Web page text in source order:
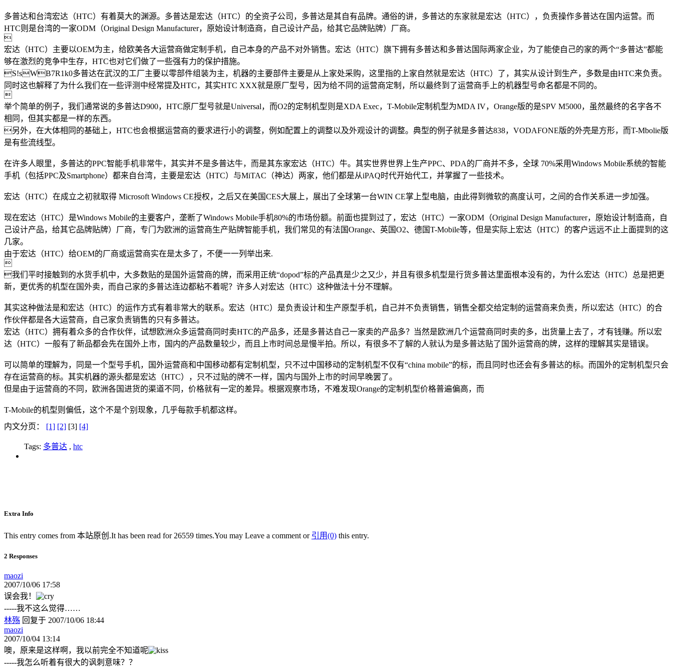
多普达和台湾宏达（HTC）有着莫大的渊源。多普达是宏达（HTC）的全资子公司，多普达是其自有品牌。通俗的讲，多普达的东家就是宏达（HTC），负责操作多普达在国内运营。而
HTC则是台湾的一家ODM（Original Design Manufacturer，原始设计制造商，自己设计产品，给其它品牌贴牌）厂商。

宏达（HTC）主要以OEM为主，给欧美各大运营商做定制手机，自己本身的产品不对外销售。宏达（HTC）旗下拥有多普达和多普达国际两家企业，为了能使自己的家的两个“多普达”都能
够在激烈的竞争中生存，HTC也对它们做了一些强有力的保护措施。
S!sWB7R1k0多普达在武汉的工厂主要以零部件组装为主，机器的主要部件主要是从上家处采购，这里指的上家自然就是宏达（HTC）了，其实从设计到生产，多数是由HTC来负责。
同时这也解释了为什么我们在一些评测中经常提及HTC，其实HTC XXX就是原厂型号，因为给不同的运营商定制，所以最终到了运营商手上的机器型号命名都是不同的。

举个简单的例子，我们通常说的多普达D900，HTC原厂型号就是Universal，而O2的定制机型则是XDA Exec，T-Mobile定制机型为MDA IV，Orange版的是SPV M5000，虽然最终的名字各不
相同，但其实都是一样的东西。
另外，在大体相同的基础上，HTC也会根据运营商的要求进行小的调整，例如配置上的调整以及外观设计的调整。典型的例子就是多普达838，VODAFONE版的外壳是方形，而T-Mbolie版
是有些流线型。
在许多人眼里，多普达的PPC智能手机非常牛，其实并不是多普达牛，而是其东家宏达（HTC）牛。其实世界世界上生产PPC、PDA的厂商并不多，全球 70%采用Windows Mobile系统的智能
手机（包括PPC及Smartphone）都来自台湾，主要是宏达（HTC）与MiTAC（神达）两家，他们都是从iPAQ时代开始代工，并掌握了一些技术。
宏达（HTC）在成立之初就取得 Microsoft Windows CE授权，之后又在美国CES大展上，展出了全球第一台WIN CE掌上型电脑，由此得到微软的高度认可，之间的合作关系进一步加强。
现在宏达（HTC）是Windows Mobile的主要客户，垄断了Windows Mobile手机80%的市场份额。前面也提到过了，宏达（HTC）一家ODM（Original Design Manufacturer，原始设计制造商，自
己设计产品，给其它品牌贴牌）厂商，专门为欧洲的运营商生产贴牌智能手机，我们常见的有法国Orange、英国O2、德国T-Mobile等，但是实际上宏达（HTC）的客户远远不止上面提到的这
几家。
由于宏达（HTC）给OEM的厂商或运营商实在是太多了，不便一一列举出来.

我们平时接触到的水货手机中，大多数贴的是国外运营商的牌，而采用正统“dopod”标的产品真是少之又少，并且有很多机型是行货多普达里面根本没有的，为什么宏达（HTC）总是把更
新，更优秀的机型在国外卖，而自己家的多普达连边都粘不着呢？许多人对宏达（HTC）这种做法十分不理解。
其实这种做法是和宏达（HTC）的运作方式有着非常大的联系。宏达（HTC）是负责设计和生产原型手机，自己并不负责销售，销售全都交给定制的运营商来负责，所以宏达（HTC）的合
作伙伴都是各大运营商，自己家负责销售的只有多普达。
宏达（HTC）拥有着众多的合作伙伴，试想欧洲众多运营商同时卖HTC的产品多，还是多普达自己一家卖的产品多？当然是欧洲几个运营商同时卖的多，出货量上去了，才有钱赚。所以宏
达（HTC）一般有了新品都会先在国外上市，国内的产品数量较少，而且上市时间总是慢半拍。所以，有很多不了解的人就认为是多普达贴了国外运营商的牌，这样的理解其实是错误。
可以简单的理解为，同是一个型号手机，国外运营商和中国移动都有定制机型，只不过中国移动的定制机型不仅有“china mobile”的标，而且同时也还会有多普达的标。而国外的定制机型只会
存在运营商的标。其实机器的源头都是宏达（HTC），只不过贴的牌不一样，国内与国外上市的时间早晚罢了。
但是由于运营商的不同，欧洲各国进货的渠道不同，价格就有一定的差异。根据观察市场，不难发现Orange的定制机型价格普遍偏高，而
T-Mobile的机型则偏低，这个不是个别现象，几乎每款手机都这样。
内文分页： [1] [2] [3] [4]
Tags: 多普达 , htc
Extra Info
This entry comes from 本站原创.It has been read for 26559 times.You may Leave a comment or 引用(0) this entry.
2 Responses
maozi
2007/10/06 17:58
误会我！
-----我不这么觉得……
林殇 回复于 2007/10/06 18:44
maozi
2007/10/04 13:14
噢，原来是这样啊，我以前完全不知道呢
-----我怎么听着有很大的讽刺意味？？